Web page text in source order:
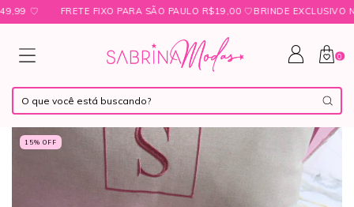
♡ FRETE FIXO PARA SÃO PAULO R$19,00 ㅤ♡ㅤBRINDE EXCLUSIVO NAS
0
15% OFF